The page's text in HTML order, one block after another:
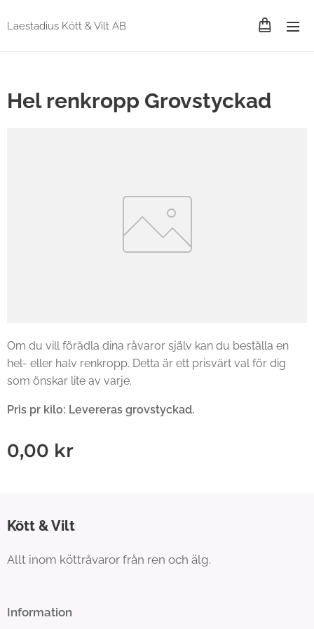
Laestadius Kött & Vilt AB
Hel renkropp Grovstyckad
Om du vill förädla dina råvaror själv kan du beställa en
hel- eller halv renkropp. Detta är ett prisvärt val för dig
som önskar lite av varje.
Pris pr kilo: Levereras grovstyckad.
0,00 kr
Kött & Vilt
Allt inom köttråvaror från ren och älg.
Information